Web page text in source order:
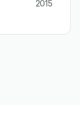
2015